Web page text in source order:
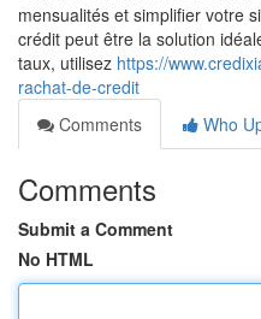
mensualités et simplifier votre
crédit peut être la solution
taux, utilisez https://
rachat-de-credit
Comments
Who
Comments
Submit a Comment
No HTML